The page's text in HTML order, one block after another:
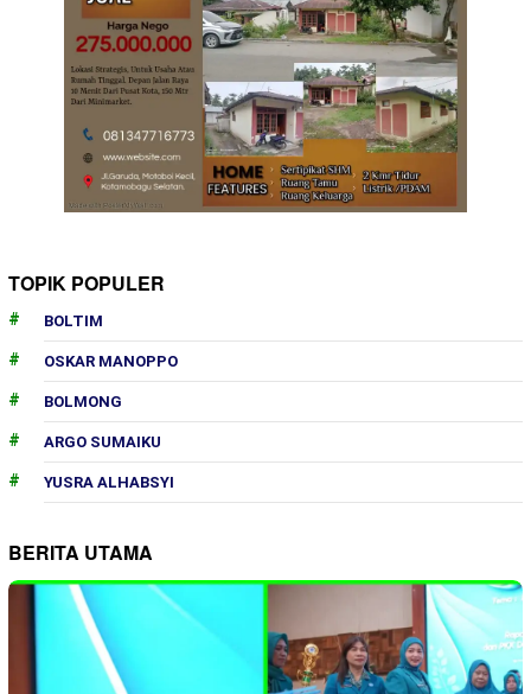
TOPIK POPULER
BOLTIM
OSKAR MANOPPO
BOLMONG
ARGO SUMAIKU
YUSRA ALHABSYI
BERITA UTAMA